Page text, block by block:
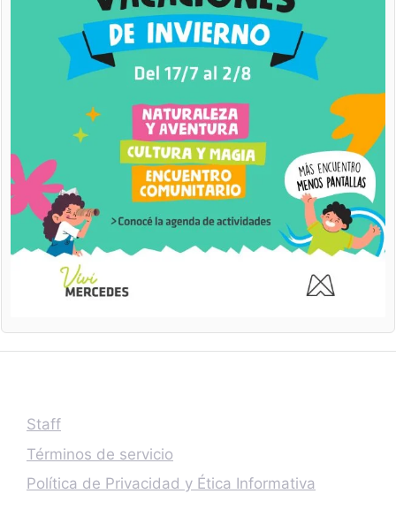
Staff
Términos de servicio
Política de Privacidad y Ética Informativa